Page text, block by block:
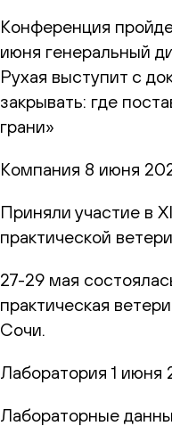
Конференция
июня генеральный
Рухая выступит с
закрывать: где
грани»
Компания 8 июня
Приняли участие в
практической
27-29 мая
практическая
Сочи.
Лаборатория 1 июня
Лабораторные